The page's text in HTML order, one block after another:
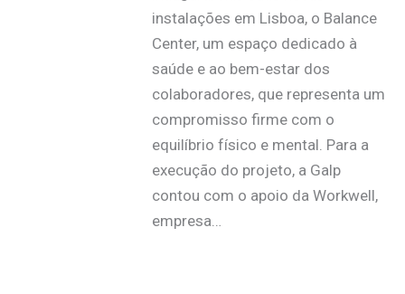
instalações em Lisboa, o Balance
Center, um espaço dedicado à
saúde e ao bem-estar dos
colaboradores, que representa um
compromisso firme com o
equilíbrio físico e mental. Para a
execução do projeto, a Galp
contou com o apoio da Workwell,
empresa…